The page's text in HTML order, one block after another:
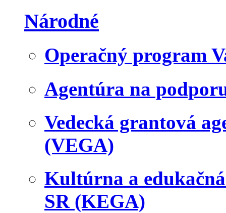
Národné
Operačný program
Agentúra na
Vedecká grantová
(VEGA)
Kultúrna a
SR (KEGA)